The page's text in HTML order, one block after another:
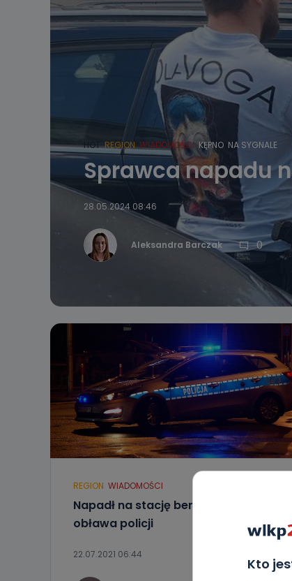
Kto
HOT REGION WIADOMOŚCI KĘPNO NA SYGNALE
Sprawca napadu
28.05.2024 08:46
Aleksandra Barczak 0
REGION WIADOMOŚCI
Napadł na stację benzynową! Trwa
obława policji
22.07.2021 06:44